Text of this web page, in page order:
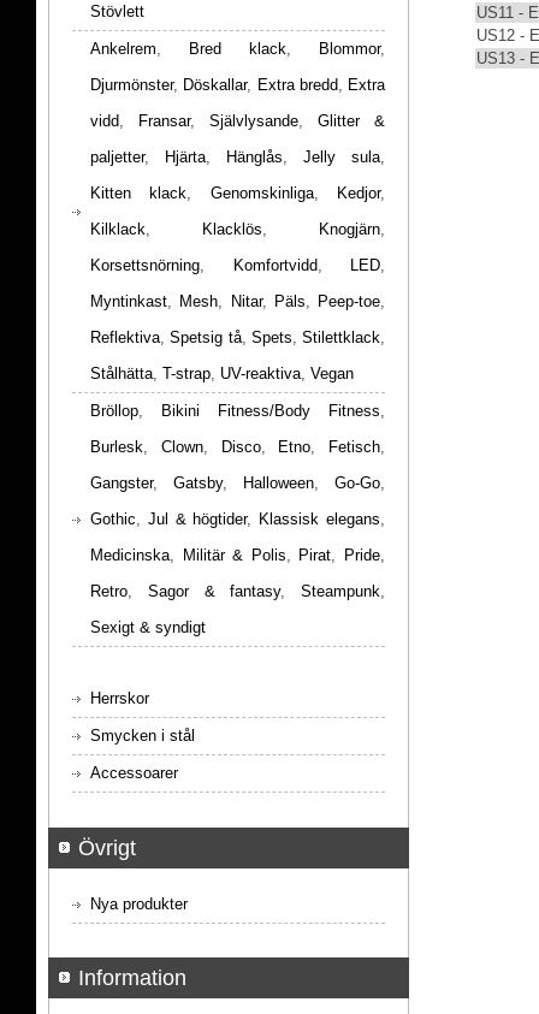
US11 -
US12 -
US13 -
Stövlett
Ankelrem, Bred klack, Blommor,
Djurmönster, Döskallar, Extra bredd, Extra
vidd, Fransar, Självlysande, Glitter &
paljetter, Hjärta, Hänglås, Jelly sula,
Kitten klack, Genomskinliga, Kedjor,
Kilklack, Klacklös, Knogjärn,
Korsettsnörning, Komfortvidd, LED,
Myntinkast, Mesh, Nitar, Päls, Peep-toe,
Reflektiva,Spetsig tå, Spets, Stilettklack,
Stålhätta, T-strap, UV-reaktiva, Vegan
Bröllop, Bikini Fitness/Body Fitness,
Burlesk, Clown, Disco, Etno, Fetisch,
Gangster, Gatsby, Halloween, Go-Go,
Gothic, Jul & högtider, Klassisk elegans,
Medicinska, Militär & Polis, Pirat, Pride,
Retro, Sagor & fantasy, Steampunk,
Sexigt & syndigt
Herrskor
Smycken i stål
Accessoarer
Övrigt
Nya produkter
Information